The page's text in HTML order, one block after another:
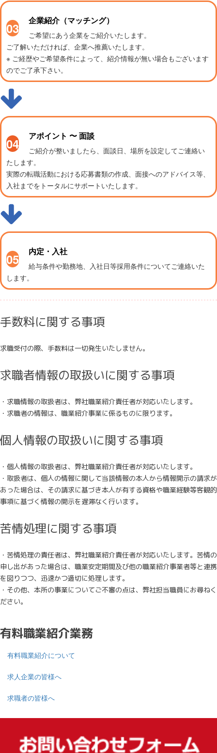
03 企業紹介（マッチング）
ご希望にあう企業をご紹介いたします。
ご了解いただければ、企業へ推薦いたします。
※ ご経歴やご希望条件によって、紹介情報が無い場合もございます
のでご了承下さい。
04 アポイント 〜 面談
ご紹介が整いましたら、面談日、場所を設定してご連絡い
たします。
実際の転職活動における応募書類の作成、面接へのアドバイス等、
入社までをトータルにサポートいたします。
05 内定・入社
給与条件や勤務地、入社日等採用条件についてご連絡いた
します。
手数料に関する事項
求職受付の際、手数料は一切発生いたしません。
求職者情報の取扱いに関する事項
・求職情報の取扱者は、弊社職業紹介責任者が対応いたします。
・求職者の情報は、職業紹介事業に係るものに限ります。
個人情報の取扱いに関する事項
・個人情報の取扱者は、弊社職業紹介責任者が対応いたします。
・取扱者は、個人の情報に関して当該情報の本人から情報開示の請求が
あった場合は、その請求に基づき本人が有する資格や職業経験等客観的
事項に基づく情報の開示を遅滞なく行います。
苦情処理に関する事項
・苦情処理の責任者は、弊社職業紹介責任者が対応いたします。苦情の
申し出があった場合は、職業安定期間及び他の職業紹介事業者等と連携
を図りつつ、迅速かつ適切に処理します。
・その他、本所の事業についてご不審の点は、弊社担当職員にお尋ねく
ださい。
有料職業紹介業務
有料職業紹介について
求人企業の皆様へ
求職者の皆様へ